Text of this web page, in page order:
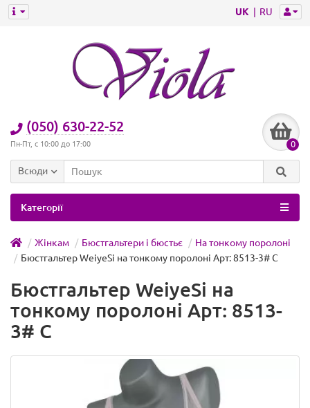
UK RU
(050) 630-22-52
Пн-Пт, с 10:00 до 17:00 0
Всюди
Категорії
Жінкам Бюстгальтери і бюстьє
На тонкому поролоні
Бюстгальтер WeiyeSi на тонкому поролоні Арт: 8513-3# C
Бюстгальтер WeiyeSi на
тонкому поролоні Арт: 8513-
3# C